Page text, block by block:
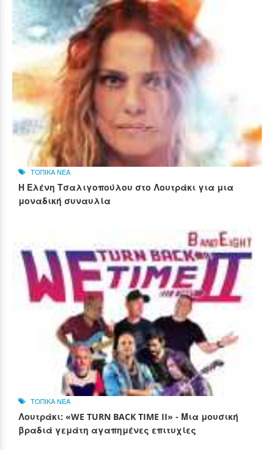
ΤΟΠΙΚΑ ΝΕΑ
Η Ελένη Τσαλιγοπούλου στο Λουτράκι για μια
μοναδική συναυλία
ΤΟΠΙΚΑ ΝΕΑ
Λουτράκι: «WE TURN BACK TIME II» - Μια μουσική
βραδιά γεμάτη αγαπημένες επιτυχίες